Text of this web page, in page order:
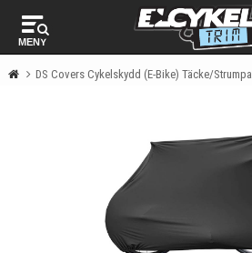
MENY
DS Covers Cykelskydd (E-Bike) Täcke/Strumpa